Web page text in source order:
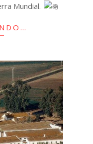
Mundial.